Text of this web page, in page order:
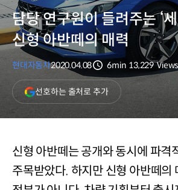
담당 연구원이 들려주는 ‘
신형 아반떼의 매력
현대자동차2020.04.08
분량
6min
조회수
13,229 Views
선호하는 출처로 추가(새
창
열림)
신형 아반떼는 공개와 동시에 파격
주목받았다. 하지만 신형 아반떼의